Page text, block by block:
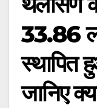
33.86
स्थापित
जानिए